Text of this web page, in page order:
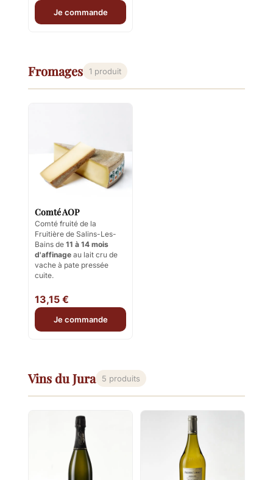
Je commande
Fromages 1 produit
Comté AOP
Comté fruité de la
Fruitière de Salins-Les-
Bains de 11 à 14 mois
d'affinage au lait cru de
vache à pate pressée
cuite.
13,15 €
Je commande
Vins du Jura 5 produits